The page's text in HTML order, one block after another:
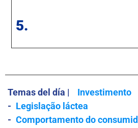
5.
Temas del día | Investimento
- Legislação láctea
- Comportamento do